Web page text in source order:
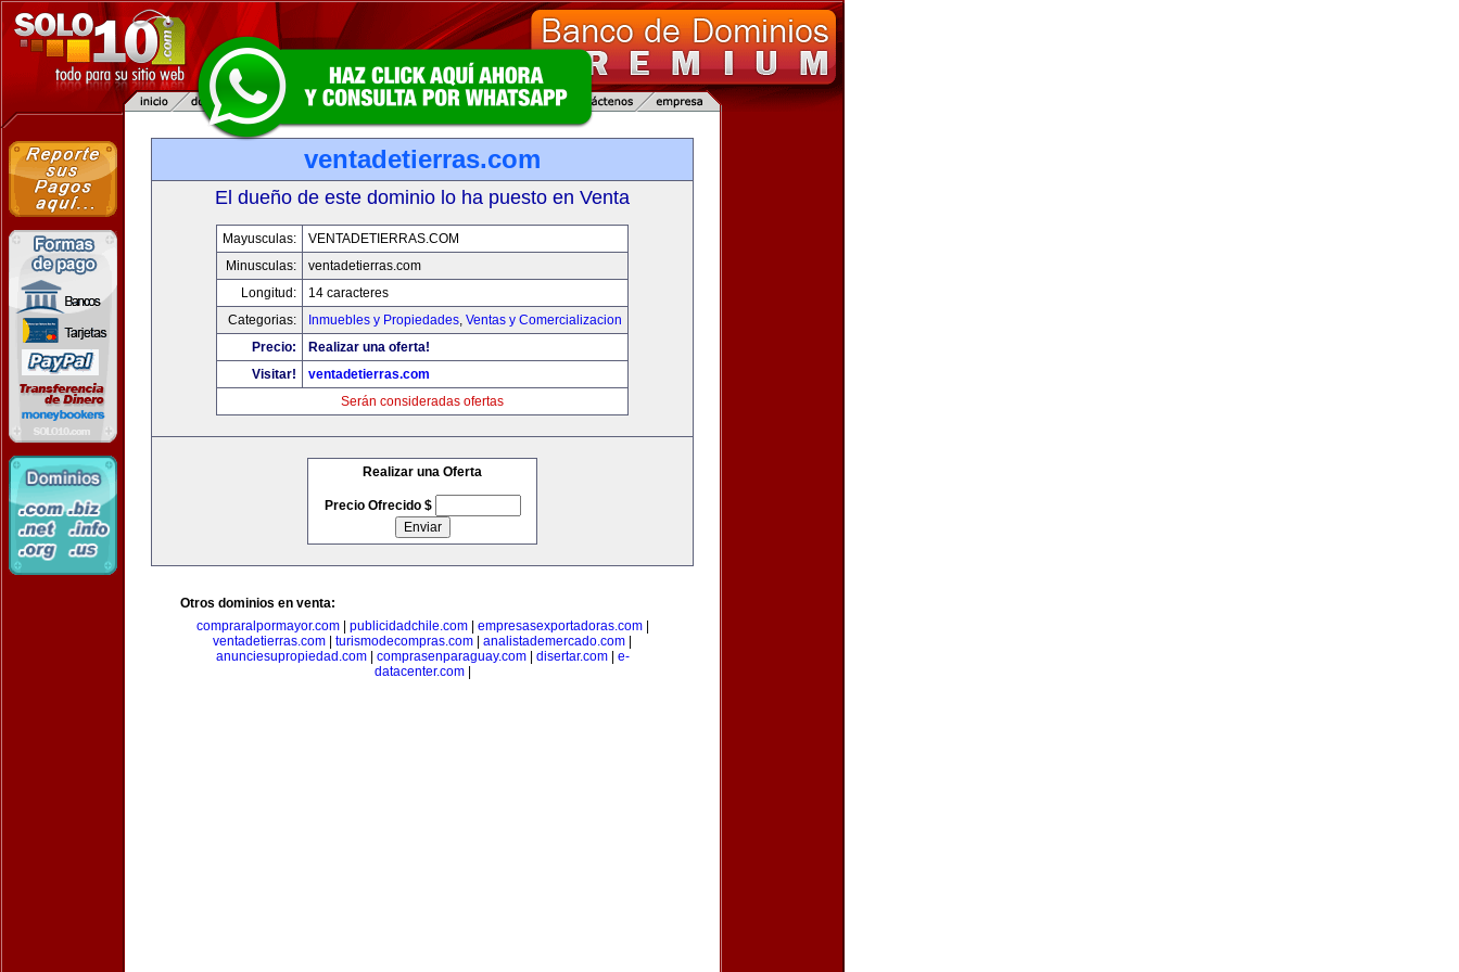
ventadetierras.com
El dueño de este dominio lo ha puesto en Venta
Mayusculas:
VENTADETIERRAS.COM
Minusculas:
ventadetierras.com
Longitud:
14 caracteres
Categorias:
Inmuebles y Propiedades, Ventas y Comercializacion
Precio:
Realizar una oferta!
Visitar!
ventadetierras.com
Serán consideradas ofertas
Realizar una Oferta
Precio Ofrecido $
Otros dominios en venta:
compraralpormayor.com| publicidadchile.com| empresasexportadoras.com|
ventadetierras.com
turismodecompras.com analistademercado.com
anunciesupropiedad.com| comprasenparaguay.com| disertar.com| e-
datacenter.com|